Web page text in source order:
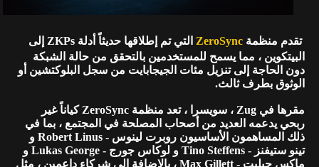
تقدم منظمة ZeroSync
التي تم إطلاقها حديثاً أدلة ZKPs إلى
البيتكوين ، مما يسمح للمستخدمين بالتحقق من حالة الشبكة
دون الحاجة إلى تنزيل مئات الجيجابايت من سجل البلوكتشين أو
الوثوق بطرف ثالث.
مقرها في Zug ، سويسرا ، تعد منظمة ZeroSync كياناً غير
ربحي يدعمه العديد من أصحاب المصلحة في المجتمع ، بما في
ذلك المساهمون الأساسيون روبرت لينوس - Robert Linus و
تينو ستيفنز - Tino Steffens و لوكاس جورج - Lukas George و
ماكس جيليت - Max Gillett ، بالإضافة إلى شركاء داعمين ، مثل